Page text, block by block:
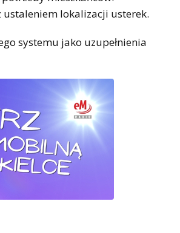
ustaleniem lokalizacji usterek.
systemu jako uzupełnienia